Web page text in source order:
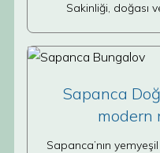
Sakinliği, doğası
Sapanca
modern
Sapanca’nın